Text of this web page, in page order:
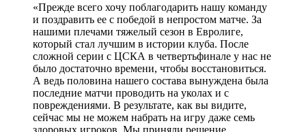
«Прежде всего хочу поблагодарить нашу команду
и поздравить ее с победой в непростом матче. За
нашими плечами тяжелый сезон в Евролиге,
который стал лучшим в истории клуба. После
сложной серии с ЦСКА в четвертьфинале у нас не
было достаточно времени, чтобы восстановиться.
А ведь половина нашего состава вынуждена была
последние матчи проводить на уколах и с
повреждениями. В результате, как вы видите,
сейчас мы не можем набрать на игру даже семь
здоровых игроков. Мы приняли решение